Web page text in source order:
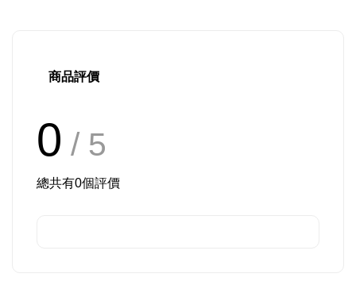
商品評價
0 / 5
總共有0個評價